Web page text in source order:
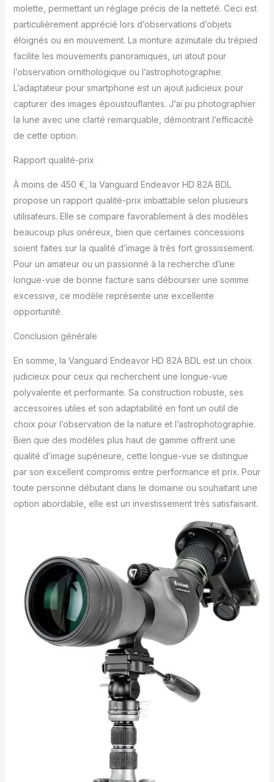
molette, permettant un réglage précis de la netteté. Ceci est
particulièrement apprécié lors d’observations d’objets
éloignés ou en mouvement. La monture azimutale du trépied
facilite les mouvements panoramiques, un atout pour
l’observation ornithologique ou l’astrophotographie.
L’adaptateur pour smartphone est un ajout judicieux pour
capturer des images époustouflantes. J’ai pu photographier
la lune avec une clarté remarquable, démontrant l’efficacité
de cette option.
Rapport qualité-prix
À moins de 450 €, la Vanguard Endeavor HD 82A BDL
propose un rapport qualité-prix imbattable selon plusieurs
utilisateurs. Elle se compare favorablement à des modèles
beaucoup plus onéreux, bien que certaines concessions
soient faites sur la qualité d’image à très fort grossissement.
Pour un amateur ou un passionné à la recherche d’une
longue-vue de bonne facture sans débourser une somme
excessive, ce modèle représente une excellente
opportunité.
Conclusion générale
En somme, la Vanguard Endeavor HD 82A BDL est un choix
judicieux pour ceux qui recherchent une longue-vue
polyvalente et performante. Sa construction robuste, ses
accessoires utiles et son adaptabilité en font un outil de
choix pour l’observation de la nature et l’astrophotographie.
Bien que des modèles plus haut de gamme offrent une
qualité d’image supérieure, cette longue-vue se distingue
par son excellent compromis entre performance et prix. Pour
toute personne débutant dans le domaine ou souhaitant une
option abordable, elle est un investissement très satisfaisant.